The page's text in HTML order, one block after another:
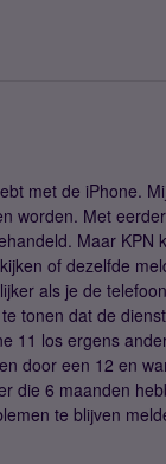
met de iPhone.
worden. Met
Maar KPN
of dezelfde
als je de
tonen dat de
11 los ergens
door een 12 en
die 6 maanden
te blijven